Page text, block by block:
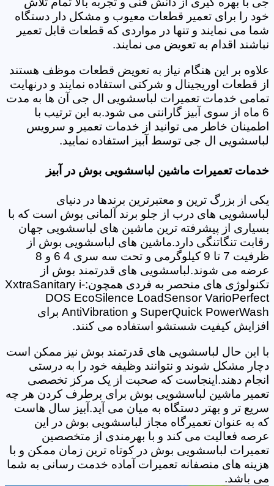
خود را برای تعمیر قطعات معیوب و مشکل دار دستگاه
شما می نمایند و تنها در مواردی که قطعات قابل تعمیر
نباشند اقدام به تعویض می نمایند.
علاوه بر این هنگام نیاز به تعویض قطعات موظف هستند
از قطعات اوریجینال و شرکتی استفاده نمایند و درنهایت
تمامی خدمات تعمیرات لباسشویی ال جی آن ها به مدت
6 ماه از سوی آبیز گارانتی می شود.به این ترتیب با
اطمینان خاطر می توانید از خدمات تعمیر و سرویس
لباسشویی ال جی توسط آبیز استفاده نمایید.
خدمات تعمیرات ماشین لباسشویی بوش در آبیز
یکی از بزرگ ترین و معتبرترین برندها در دنیای
لباسشویی های درب از جلو برند آلمانی بوش است که با
بسیاری از پیشرفته ترین ماشین های لباسشویی جهان
رقابت تنگاتنگی دارد.ماشین های لباسشویی بوش از
ظرفیت 7 تا 9 کیلوگرمی و تحت سه سری 4 6 و 8
عرضه می شوند.لباسشویی های قدرتمند بوش از
تکنولوژی های منحصر به فردی همچون:XxtraSanitary i-
DOS EcoSilence LoadSensor VarioPerfect
SuperQuick PowerWash و AntiVibration برای
افزایش کیفیت شستشو استفاده می کنند.
با این حال لباسشویی های قدرتمند بوش نیز ممکن است
دچار مشکل شوند و نتوانند وظیفه خود را به درستی
انجام دهند.اینجاست که صحبت از یک مرکز تخصصی
تعمیر ماشین لباسشویی بوش برای برطرف کردن هر چه
سریع تر و بهتر دستگاه به میان می آید.آبیز سال هاست
که به عنوان تعمیرگاه مجاز لباسشویی بوش در این
عرصه فعالیت می کند و با بهرمندی از متخصصین
تعمیرات لباسشویی بوش در کوتاه ترین زمان ممکن و با
هزینه های منصفانه تعمیرات آماده خدمت رسانی به شما
می باشد.